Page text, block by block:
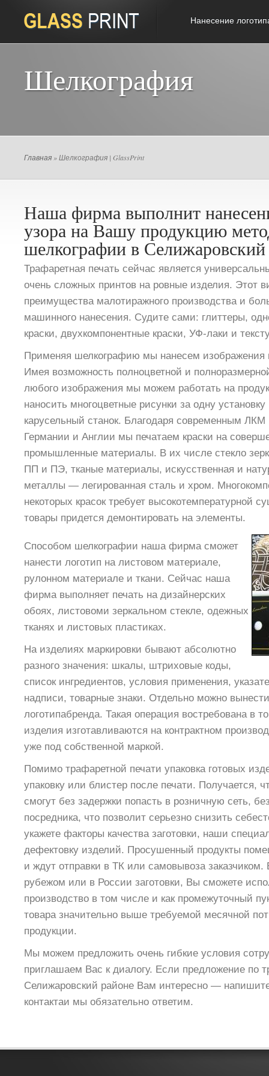
Нанесение
Шелкография
Главная » Шелкография | GlassPrint
Наша фирма выполнит
узора на Вашу продукцию
шелкографии в
Трафаретная печать сейчас является
очень сложных принтов на ровные изделия. Этот
преимущества малотиражного производства и
машинного нанесения. Судите сами: глиттеры,
краски, двухкомпонентные краски, УФ-лаки и
Применяя шелкографию мы нанесем
Имея возможность полноцветной и
любого изображения мы можем работать на
наносить многоцветные рисунки за одну
карусельный станок. Благодаря современным ЛКМ
Германии и Англии мы печатаем краски на
промышленные материалы. В их числе стекло
ПП и ПЭ, тканые материалы, искусственная и
металлы — легированная сталь и хром.
некоторых красок требует высокотемпературной
товары придется демонтировать на элементы.
Способом шелкографии наша фирма сможет
нанести логотип на листовом материале,
рулонном материале и ткани. Сейчас наша
фирма выполняет печать на дизайнерских
обоях, листовоми зеркальном стекле, одежных
тканях и листовых пластиках.
На изделиях маркировки бывают абсолютно
разного значения: шкалы, штриховые коды,
список ингредиентов, условия применения,
надписи, товарные знаки. Отдельно можно
логотипабренда. Такая операция востребована в
изделия изготавливаются на контрактном
уже под собственной маркой.
Помимо трафаретной печати упаковка готовых
упаковку или блистер после печати. Получается,
cмогут без задержки попасть в розничную сеть,
посредника, что позволит серьезно снизить
укажете факторы качества заготовки, наши
дефектовку изделий. Просушенный продукты
и ждут отправки в ТК или самовывоза заказчиком.
рубежом или в России заготовки, Вы сможете
производство в том числе и как промежуточный
товара значительно выше требуемой месячной
продукции.
Мы можем предложить очень гибкие условия
приглашаем Вас к диалогу. Если предложение по
Селижаровский районе Вам интересно —
контактаи мы обязательно ответим.